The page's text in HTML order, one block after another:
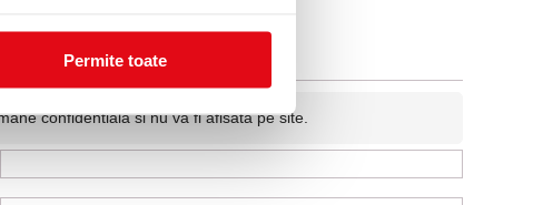
Permite toate
confidentiala si nu va fi afisata pe site.